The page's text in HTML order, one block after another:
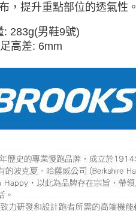
，提升重點部位的透氣性。
: 283g(男鞋9號)
足高差: 6mm